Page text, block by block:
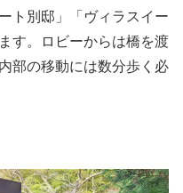
ト別邸」「ヴィラスイー
す。ロビーからは橋を渡
部の移動には数分歩く必